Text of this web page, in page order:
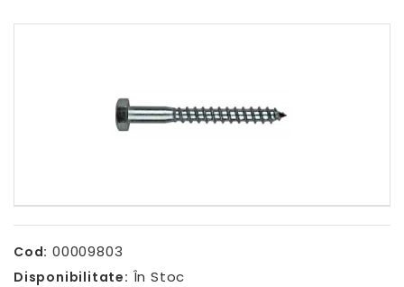
Cod: 00009803
Disponibilitate: În Stoc